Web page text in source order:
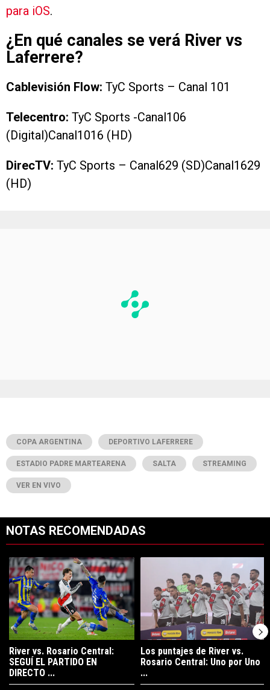
para iOS.
¿En qué canales se verá River vs
Laferrere?
Cablevisión Flow: TyC Sports – Canal 101
Telecentro: TyC Sports -Canal106
(Digital)Canal1016 (HD)
DirecTV: TyC Sports – Canal629 (SD)Canal1629
(HD)
COPA ARGENTINA DEPORTIVO LAFERRERE
ESTADIO PADRE MARTEARENA SALTA STREAMING
VER EN VIVO
NOTAS RECOMENDADAS
Un artículo de tendencia con el título "River vs. Rosario Central:
River vs. Rosario Central:
SEGUÍ EL PARTIDO EN
DIRECTO ...
Un artículo de tendencia con el
Los puntajes de River vs.
Rosario Central: Uno por Uno
...